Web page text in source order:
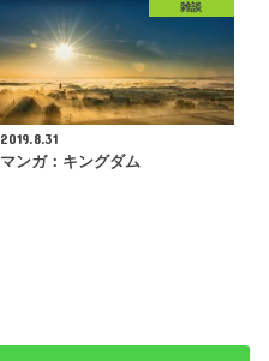
雑談
2019.8.31
マンガ：キングダム